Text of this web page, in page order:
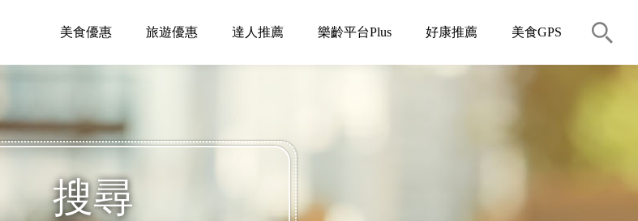
美食優惠 旅遊優惠 達人推薦 樂齡平台Plus 好康推薦 美食GPS
搜尋